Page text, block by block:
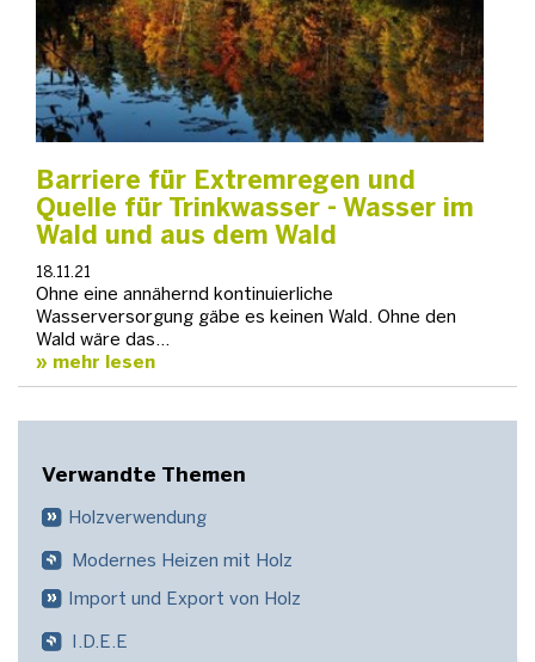
Barriere für Extremregen und
Quelle für Trinkwasser - Wasser im
Wald und aus dem Wald
18.11.21
Ohne eine annähernd kontinuierliche
Wasserversorgung gäbe es keinen Wald. Ohne den
Wald wäre das…
mehr lesen
Verwandte Themen
Holzverwendung
Modernes Heizen mit Holz
Import und Export von Holz
I.D.E.E